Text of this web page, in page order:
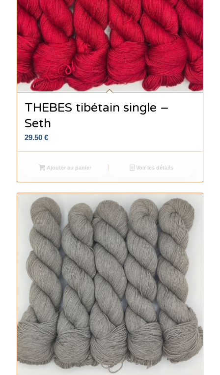
THEBES tibétain single –
Seth
29.50 €
Ajouter au panier Voir les détails